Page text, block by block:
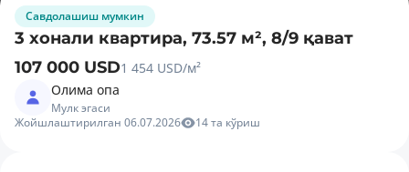
Савдолашиш мумкин
3 хонали квартира, 73.57 м², 8/9 қават
107 000 USD1 454 USD/м²
Олима опа
Мулк эгаси
Жойшлаштирилган 06.07.2026
14 та кўриш